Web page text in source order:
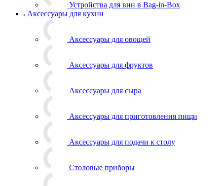
Устройства для вин в Bag-in-Box
Аксессуары для кухни
Аксессуары для овощей
Аксессуары для фруктов
Аксессуары для сыра
Аксессуары для приготовления пищи
Аксессуары для подачи к столу
Столовые приборы